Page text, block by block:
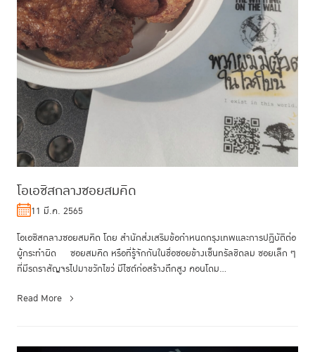
โอเอซิสกลางซอยสมคิด
11 มี.ค. 2565
โอเอซิสกลางซอยสมคิด โดย สำนักส่งเสริมข้อกำหนดกรุงเทพและการปฏิบัติต่อ
ผู้กระทำผิด ซอยสมคิด หรือที่รู้จักกันในชื่อซอยข้างเซ็นทรัลชิดลม ซอยเล็ก ๆ
ที่มีรถราสัญจรไปมาขวักไขว่ มีไซต์ก่อสร้างตึกสูง คอนโดม...
Read More